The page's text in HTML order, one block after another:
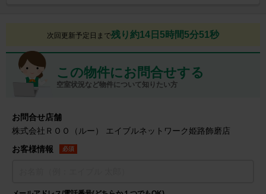
次回更新予定日まで残り約14日5時間5分50秒
この物件にお問合せする
空室状況など物件について知りたい方
お問合せ店舗
株式会社ＲＯＯ（ルー） エイブルネットワーク姫路飾磨店
お客様情報
必須